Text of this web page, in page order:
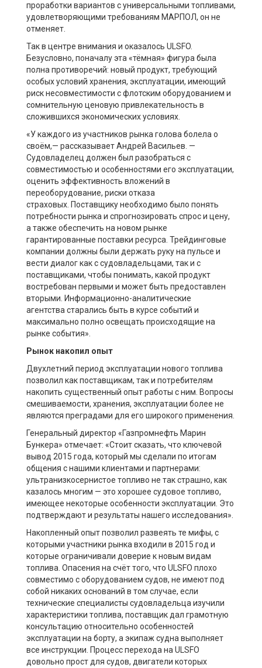
проработки вариантов с универсальными топливами,
удовлетворяющими требованиям МАРПОЛ, он не
отменяет.
Так в центре внимания и оказалось ULSFO.
Безусловно, поначалу эта «тёмная» фигура была
полна противоречий: новый продукт, требующий
особых условий хранения, эксплуатации, имеющий
риск несовместимости с флотским оборудованием и
сомнительную ценовую привлекательность в
сложившихся экономических условиях.
«У каждого из участников рынка голова болела о
своём,— рассказывает Андрей Васильев. —
Судовладелец должен был разобраться с
совместимостью и особенностями его эксплуатации,
оценить эффективность вложений в
переоборудование, риски отказа
страховых. Поставщику необходимо было понять
потребности рынка и спрогнозировать спрос и цену,
а также обеспечить на новом рынке
гарантированные поставки ресурса. Трейдинговые
компании должны были держать руку на пульсе и
вести диалог как с судовладельцами, так и с
поставщиками, чтобы понимать, какой продукт
востребован первыми и может быть предоставлен
вторыми. Информационно-аналитические
агентства старались быть в курсе событий и
максимально полно освещать происходящие на
рынке события».
Рынок накопил опыт
Двухлетний период эксплуатации нового топлива
позволил как поставщикам, так и потребителям
накопить существенный опыт работы с ним. Вопросы
смешиваемости, хранения, эксплуатации более не
являются преградами для его широкого применения.
Генеральный директор «Газпромнефть Марин
Бункера» отмечает: «Стоит сказать, что ключевой
вывод 2015 года, который мы сделали по итогам
общения с нашими клиентами и партнерами:
ультранизкосернистое топливо не так страшно, как
казалось многим — это хорошее судовое топливо,
имеющее некоторые особенности эксплуатации. Это
подтверждают и результаты нашего исследования».
Накопленный опыт позволил развеять те мифы, с
которыми участники рынка входили в 2015 год и
которые ограничивали доверие к новым видам
топлива. Опасения на счёт того, что ULSFO плохо
совместимо с оборудованием судов, не имеют под
собой никаких оснований в том случае, если
технические специалисты судовладельца изучили
характеристики топлива, поставщик дал грамотную
консультацию относительно особенностей
эксплуатации на борту, а экипаж судна выполняет
все инструкции. Процесс перехода на ULSFO
довольно прост для судов, двигатели которых